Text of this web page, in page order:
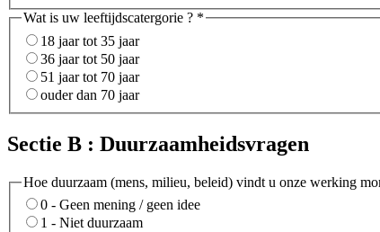
Wat is uw leeftijdscatergorie ? *
18 jaar tot 35 jaar
36 jaar tot 50 jaar
51 jaar tot 70 jaar
ouder dan 70 jaar
Sectie B : Duurzaamheidsvragen
Hoe duurzaam (mens, milieu, beleid) vindt u onze werking
0 - Geen mening / geen idee
1 - Niet duurzaam